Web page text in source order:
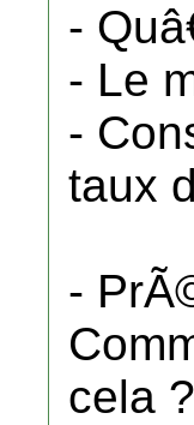
-
- Le
-
taux
-
cela ?